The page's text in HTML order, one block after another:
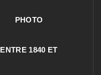
PHOTO
ENTRE 1840 ET